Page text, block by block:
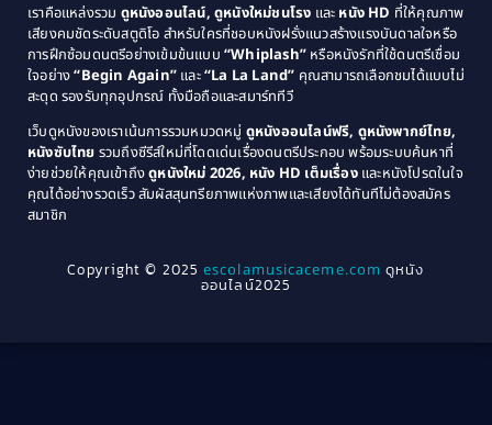
Coming of Age ก้าวพ้นวัย(1)
Coming-of-Age(3)
Community(1)
Crime อาชญากรรม(289)
Cult Film(4)
1979
1978
1976
1975
1974
1971
1970
1969
1968
1964
1963
1940
เราคือแหล่งรวม ดูหนังออนไลน์, ดูหนังใหม่ชนโรง และ หนัง HD ที่ให้คุณภาพ
เสียงคมชัดระดับสตูดิโอ สำหรับใครที่ชอบหนังฝรั่งแนวสร้างแรงบันดาลใจหรือ
การฝึกซ้อมดนตรีอย่างเข้มข้นแบบ “Whiplash” หรือหนังรักที่ใช้ดนตรีเชื่อม
ใจอย่าง“Begin Again” และ“La La Land” คุณสามารถเลือกชมได้แบบไม่
สะดุด รองรับทุกอุปกรณ์ ทั้งมือถือและสมาร์ททีวี
เว็บดูหนังของเราเน้นการรวมหมวดหมู่ ดูหนังออนไลน์ฟรี, ดูหนังพากย์ไทย,
หนังซับไทย รวมถึงซีรีส์ใหม่ที่โดดเด่นเรื่องดนตรีประกอบ พร้อมระบบค้นหาที่
ง่ายช่วยให้คุณเข้าถึงดูหนังใหม่ 2026, หนัง HD เต็มเรื่องและหนังโปรดในใจ
คุณได้อย่างรวดเร็ว สัมผัสสุนทรียภาพแห่งภาพและเสียงได้ทันทีไม่ต้องสมัคร
สมาชิก
Copyright © 2025escolamusicaceme.com ดูหนัง
ออนไลน์2025